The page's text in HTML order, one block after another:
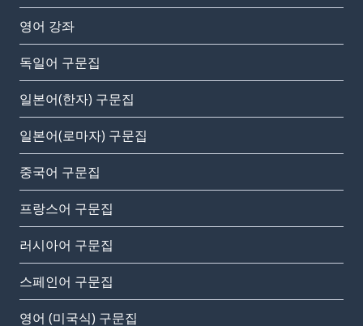
영어 강좌
독일어 구문집
일본어(한자) 구문집
일본어(로마자) 구문집
중국어 구문집
프랑스어 구문집
러시아어 구문집
스페인어 구문집
영어 (미국식) 구문집